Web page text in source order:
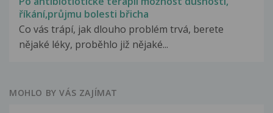
říkání,průjmu bolesti břicha
Co vás trápí, jak dlouho problém trvá, berete
nějaké léky, proběhlo již nějaké...
MOHLO BY VÁS ZAJÍMAT